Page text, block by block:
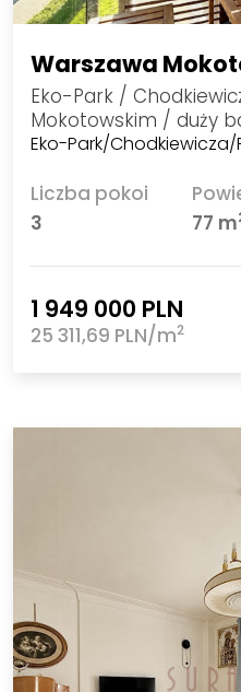
Warszawa
Eko-Park /
Mokotowskim / duży
Eko-Park/
Liczba pokoi
3
77 m
1 949 000 PLN
25 311,69 PLN/m2